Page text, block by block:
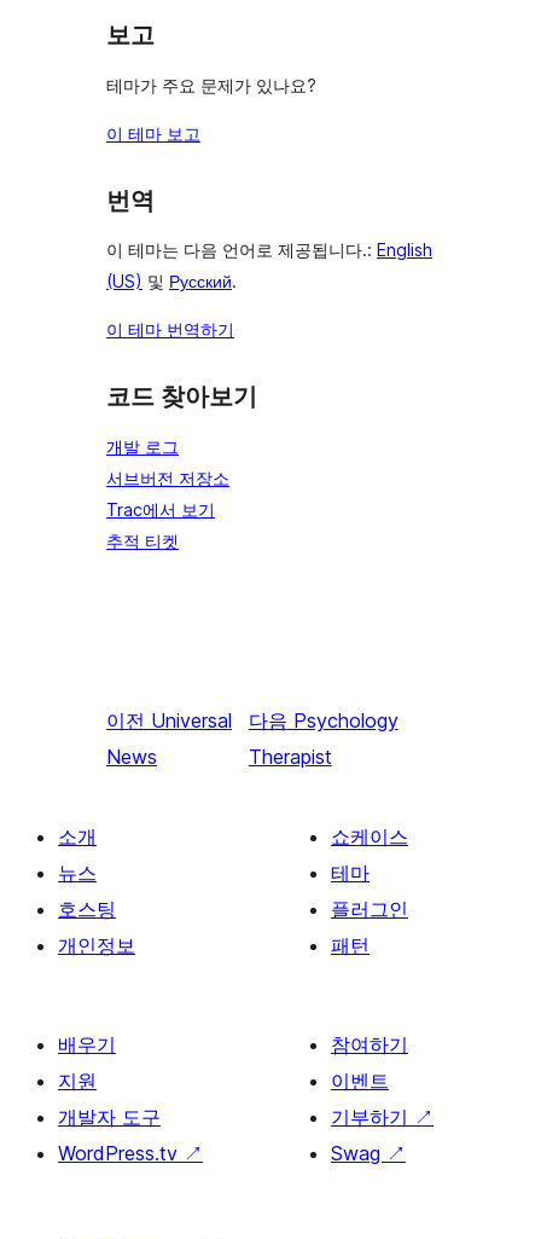
보고
테마가 주요 문제가 있나요?
이 테마 보고
번역
이 테마는 다음 언어로 제공됩니다.: English
(US) 및 Русский.
이 테마 번역하기
코드 찾아보기
개발 로그
서브버전 저장소
Trac에서 보기
추적 티켓
이전 Universal
News
다음 Psychology
Therapist
소개
뉴스
호스팅
개인정보
쇼케이스
테마
플러그인
패턴
배우기
지원
개발자 도구
WordPress.tv ↗
참여하기
이벤트
기부하기 ↗
Swag ↗